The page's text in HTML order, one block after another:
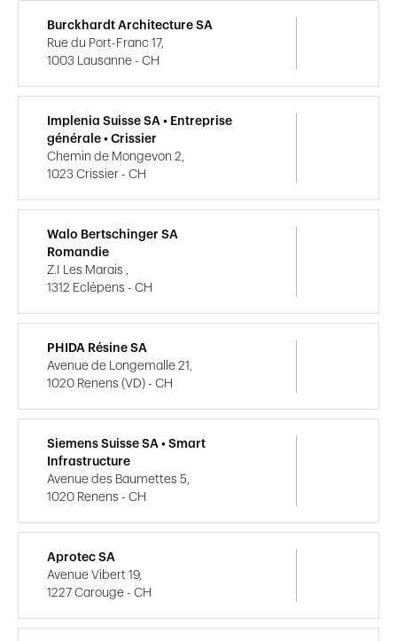
Burckhardt Architecture SA
Rue du Port-Franc 17,
1003 Lausanne - CH
Implenia Suisse SA • Entreprise
générale • Crissier
Chemin de Mongevon 2,
1023 Crissier - CH
Walo Bertschinger SA
Romandie
Z.I Les Marais ,
1312 Eclépens - CH
PHIDA Résine SA
Avenue de Longemalle 21,
1020 Renens (VD) - CH
Siemens Suisse SA • Smart
Infrastructure
Avenue des Baumettes 5,
1020 Renens - CH
Aprotec SA
Avenue Vibert 19,
1227 Carouge - CH